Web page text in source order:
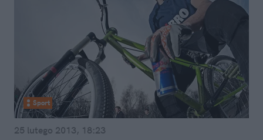
Sport
25 lutego 2013, 18:23